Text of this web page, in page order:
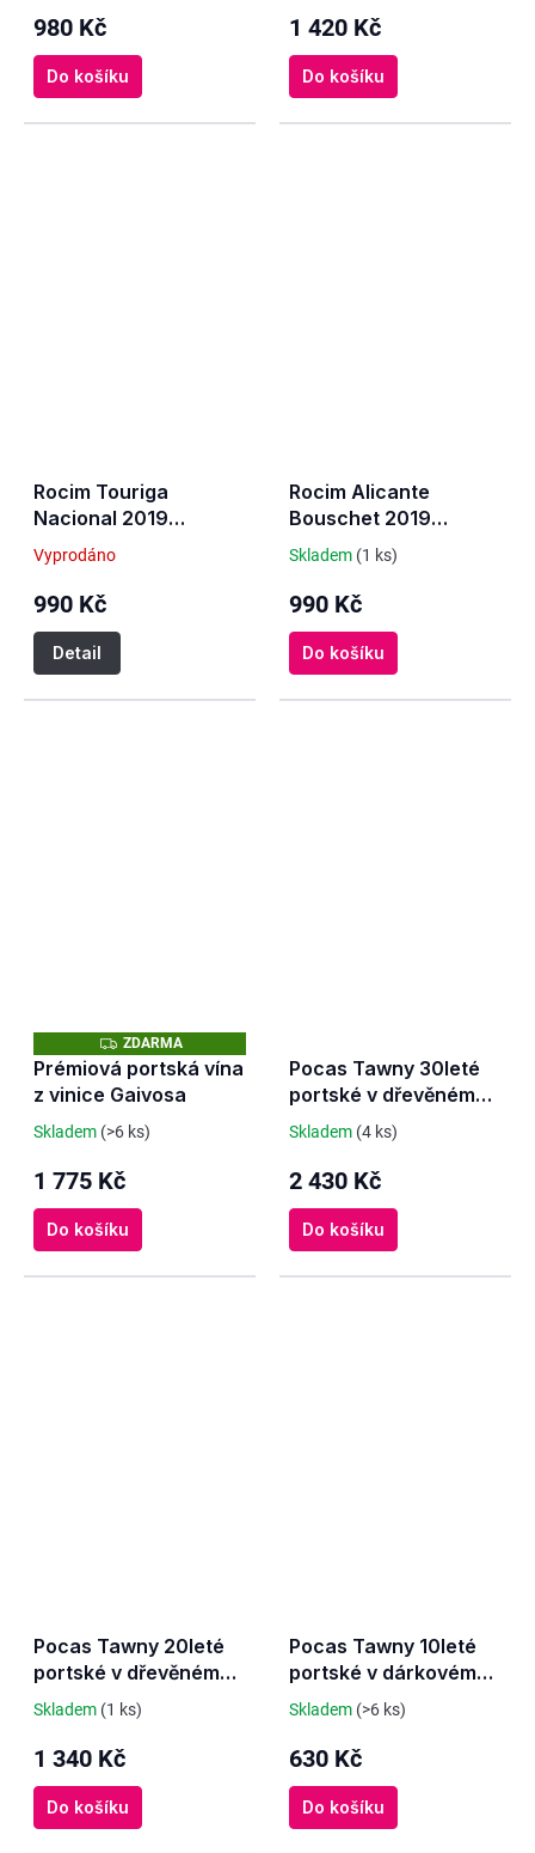
980 Kč
Do košíku
1 420 Kč
Do košíku
Rocim Touriga
Nacional 2019
Magnum suché
červené
Vyprodáno
990 Kč
Detail
Rocim Alicante
Bouschet 2019
Magnum suché
červené
Skladem (1 ks)
990 Kč
Do košíku
Z
D
A
R
A
ZDARMA
Prémiová portská vína
z vinice Gaivosa
Skladem (>6 ks)
1 775 Kč
Do košíku
Pocas Tawny 30leté
portské v dřevěném
boxu
Skladem (4 ks)
2 430 Kč
Do košíku
Pocas Tawny 20leté
portské v dřevěném
boxu
Skladem (1 ks)
1 340 Kč
Do košíku
Pocas Tawny 10leté
portské v dárkovém
tubusu
Skladem (>6 ks)
630 Kč
Do košíku